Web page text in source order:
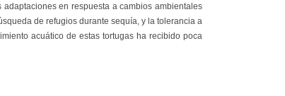
en respuesta a cambios ambientales
de refugios durante sequía, y la tolerancia a
acuático de estas tortugas ha recibido poca